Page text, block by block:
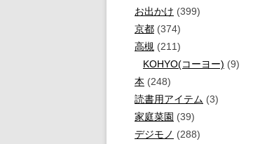
お出かけ (399)
京都 (374)
高槻 (211)
KOHYO(コーヨー) (9)
本 (248)
読書用アイテム (3)
家庭菜園 (39)
デジモノ (288)